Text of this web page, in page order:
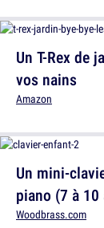
Un T-Rex de
vos nains
Amazon
Un mini-
piano (7 à 10
Woodbrass.com